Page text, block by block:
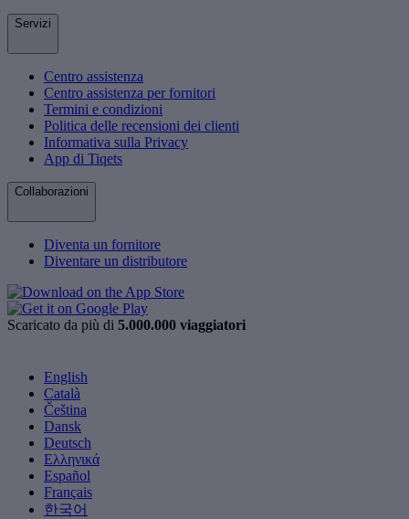
Servizi
Centro assistenza
Centro assistenza per fornitori
Termini e condizioni
Politica delle recensioni dei clienti
Informativa sulla Privacy
App di Tiqets
Collaborazioni
Diventa un fornitore
Diventare un distributore
Scaricato da più di 5.000.000 viaggiatori
English
Català
Čeština
Dansk
Deutsch
Ελληνικά
Español
Français
한국어